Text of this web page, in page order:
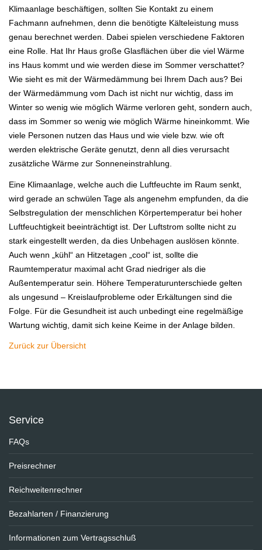
Klimaanlage beschäftigen, sollten Sie Kontakt zu einem
Fachmann aufnehmen, denn die benötigte Kälteleistung muss
genau berechnet werden. Dabei spielen verschiedene Faktoren
eine Rolle. Hat Ihr Haus große Glasflächen über die viel Wärme
ins Haus kommt und wie werden diese im Sommer verschattet?
Wie sieht es mit der Wärmedämmung bei Ihrem Dach aus? Bei
der Wärmedämmung vom Dach ist nicht nur wichtig, dass im
Winter so wenig wie möglich Wärme verloren geht, sondern auch,
dass im Sommer so wenig wie möglich Wärme hineinkommt. Wie
viele Personen nutzen das Haus und wie viele bzw. wie oft
werden elektrische Geräte genutzt, denn all dies verursacht
zusätzliche Wärme zur Sonneneinstrahlung.
Eine Klimaanlage, welche auch die Luftfeuchte im Raum senkt,
wird gerade an schwülen Tage als angenehm empfunden, da die
Selbstregulation der menschlichen Körpertemperatur bei hoher
Luftfeuchtigkeit beeinträchtigt ist. Der Luftstrom sollte nicht zu
stark eingestellt werden, da dies Unbehagen auslösen könnte.
Auch wenn „kühl“ an Hitzetagen „cool“ ist, sollte die
Raumtemperatur maximal acht Grad niedriger als die
Außentemperatur sein. Höhere Temperaturunterschiede gelten
als ungesund – Kreislaufprobleme oder Erkältungen sind die
Folge. Für die Gesundheit ist auch unbedingt eine regelmäßige
Wartung wichtig, damit sich keine Keime in der Anlage bilden.
Zurück zur Übersicht
Service
FAQs
Preisrechner
Reichweitenrechner
Bezahlarten / Finanzierung
Informationen zum Vertragsschluß